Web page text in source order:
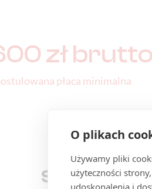
O plikach
Używamy pliki
użyteczności
udoskonalenia i
zł brutto
płaca minimalna
Stabline